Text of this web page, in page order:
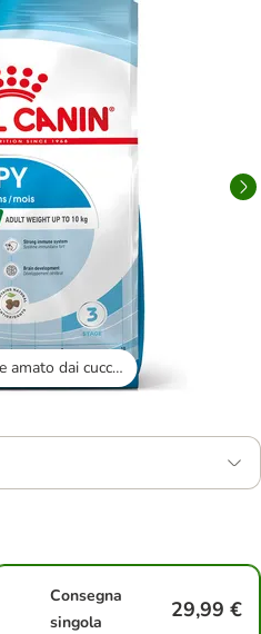
Appetitoso e amato dai cuccioli
Consegna
singola
29,99 €